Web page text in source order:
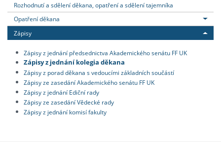
Rozhodnutí a sdělení děkana, opatření a sdělení tajemníka
Opatření děkana
Zápisy
Zápisy z jednání předsednictva Akademického senátu FF UK
Zápisy z jednání kolegia děkana
Zápisy z porad děkana s vedoucími základních součástí
Zápisy ze zasedání Akademického senátu FF UK
Zápisy z jednání Ediční rady
Zápisy ze zasedání Vědecké rady
Zápisy z jednání komisí fakulty